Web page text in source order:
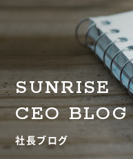
会社情報
お知らせ
SUNRISE
CEO BLOG
社長ブログ